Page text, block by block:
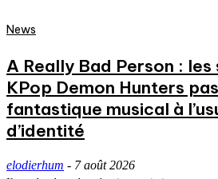
News
A Really Bad Person :
KPop Demon Hunters
fantastique musical à
d’identité
elodierhum - 7 août 2026